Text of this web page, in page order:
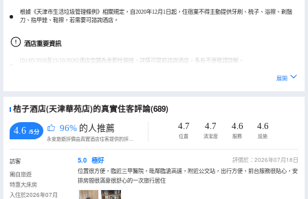
根據《天津市生活垃圾管理條例》相關規定，自2020年12月1日起，住宿業不得主動提供牙刷、梳子、浴擦、剃鬚
刀、指甲銼、鞋擦，若需要可諮詢酒店。
酒店重要資訊
[01/05/2026至15/10/2026]酒店空調為季節性開放，詳情可提前諮詢酒店，多有不便敬請諒解。
展開
桔子酒店(天津華苑店)的真實住客評論(689)
4.6 /5分 96% 的人推薦
永安旅遊評價由真實酒店住客提供的評價。
4.7
位置
4.7
清潔度
4.6
服務
4.6
設施
訪客
獨自旅遊
特惠大床房
入住於2026年07月
5.0 極好
評價於：2026年07月18日
位置很方便，臨近三甲醫院，毗鄰臨滄高速，附近公交站，出行方便，前台服務很貼心，安
排房間很滿意很舒心的一次旅行居住